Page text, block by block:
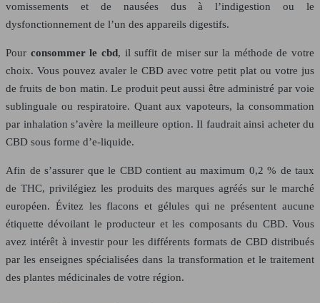
vomissements et de nausées dus à l’indigestion ou le
dysfonctionnement de l’un des appareils digestifs.
Pour consommer le cbd, il suffit de miser sur la méthode de votre
choix. Vous pouvez avaler le CBD avec votre petit plat ou votre jus
de fruits de bon matin. Le produit peut aussi être administré par voie
sublinguale ou respiratoire. Quant aux vapoteurs, la consommation
par inhalation s’avère la meilleure option. Il faudrait ainsi acheter du
CBD sous forme d’e-liquide.
Afin de s’assurer que le CBD contient au maximum 0,2 % de taux
de THC, privilégiez les produits des marques agréés sur le marché
européen. Évitez les flacons et gélules qui ne présentent aucune
étiquette dévoilant le producteur et les composants du CBD. Vous
avez intérêt à investir pour les différents formats de CBD distribués
par les enseignes spécialisées dans la transformation et le traitement
des plantes médicinales de votre région.